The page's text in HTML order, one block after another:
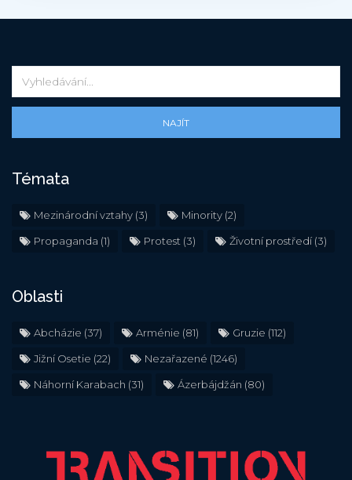
NAJÍT
Témata
Mezinárodní vztahy (3) Minority (2)
Propaganda (1) Protest (3) Životní prostředí(3)
Oblasti
Abcházie (37) Arménie (81) Gruzie (112)
Jižní Osetie (22) Nezařazené (1246)
Náhorní Karabach (31) Ázerbájdžán (80)